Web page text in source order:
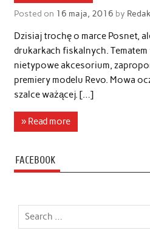
Posted on 16 maja, 2016 by
Dzisiaj trochę o marce Posnet,
drukarkach fiskalnych.
nietypowe akcesorium,
premiery modelu Revo. Mowa
szalce ważącej. […]
» Read more
FACEBOOK